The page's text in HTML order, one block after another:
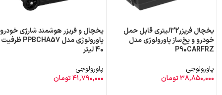
یخچال فریزر32لیتری قابل حمل
خودرو و یخ‌ساز پاورولوژی مدل
P90CARFRZ
پاورولوجی
۳۸,۸۵۰,۰۰۰تومان
یخچال و فریزر هوشمند شارژی خودرو
پاورولوژی مدل PPBCHA57 ظرفیت
40 لیتر
پاورولوجی
۴۱,۷۹۰,۰۰۰تومان